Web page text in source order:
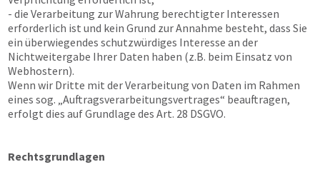
- die Verarbeitung zur Wahrung berechtigter Interessen
erforderlich ist und kein Grund zur Annahme besteht, dass Sie
ein überwiegendes schutzwürdiges Interesse an der
Nichtweitergabe Ihrer Daten haben (z.B. beim Einsatz von
Webhostern).
Wenn wir Dritte mit der Verarbeitung von Daten im Rahmen
eines sog. „Auftragsverarbeitungsvertrages“ beauftragen,
erfolgt dies auf Grundlage des Art. 28 DSGVO.
Rechtsgrundlagen